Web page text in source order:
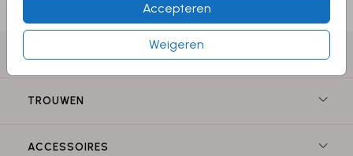
Accepteren
Weigeren
TROUWEN
ACCESSOIRES